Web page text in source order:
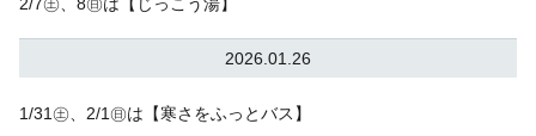
2026.01.26
1/31㊏、2/1㊐は【寒さをふっとバス】